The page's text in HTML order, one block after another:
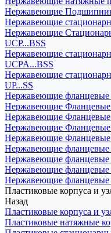
Нержавеющие
Нержавеющие
Нержавеющие
UCP...BSS
Нержавеющие
UCPA...BSS
Нержавеющие
UP...SS
Нержавеющие фланцевые
Нержавеющие Фланцевые
Нержавеющие
Нержавеющие
Нержавеющие
Нержавеющие фланцевые
Нержавеющие
Нержавеющие
Нержавеющие
Пластиковые корпуса и
Назад
Пластиковые корпуса и
Пластиковые натяжные